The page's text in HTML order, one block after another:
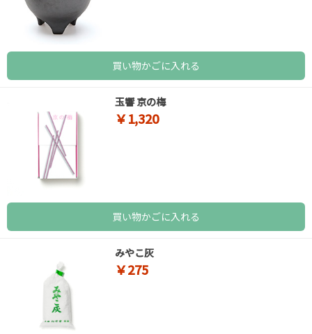
買い物かごに入れる
玉響 京の梅
￥1,320
買い物かごに入れる
みやこ灰
￥275